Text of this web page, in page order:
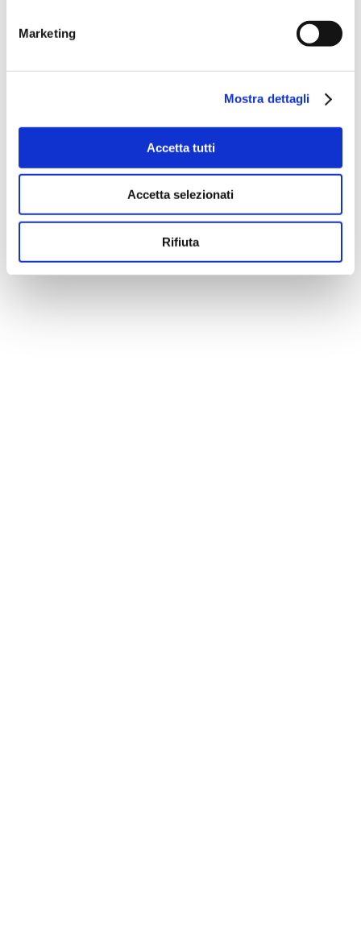
Marketing
Mostra dettagli
Accetta tutti
Accetta selezionati
Rifiuta